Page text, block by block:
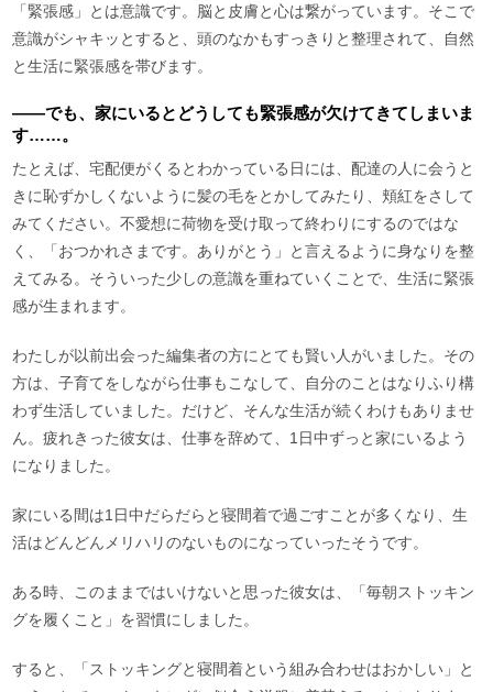
「緊張感」とは意識です。脳と皮膚と心は繋がっています。そこで
意識がシャキッとすると、頭のなかもすっきりと整理されて、自然
と生活に緊張感を帯びます。
――でも、家にいるとどうしても緊張感が欠けてきてしまいま
す……。
たとえば、宅配便がくるとわかっている日には、配達の人に会うと
きに恥ずかしくないように髪の毛をとかしてみたり、頬紅をさして
みてください。不愛想に荷物を受け取って終わりにするのではな
く、「おつかれさまです。ありがとう」と言えるように身なりを整
えてみる。そういった少しの意識を重ねていくことで、生活に緊張
感が生まれます。
わたしが以前出会った編集者の方にとても賢い人がいました。その
方は、子育てをしながら仕事もこなして、自分のことはなりふり構
わず生活していました。だけど、そんな生活が続くわけもありませ
ん。疲れきった彼女は、仕事を辞めて、1日中ずっと家にいるよう
になりました。
家にいる間は1日中だらだらと寝間着で過ごすことが多くなり、生
活はどんどんメリハリのないものになっていったそうです。
ある時、このままではいけないと思った彼女は、「毎朝ストッキン
グを履くこと」を習慣にしました。
すると、「ストッキングと寝間着という組み合わせはおかしい」と